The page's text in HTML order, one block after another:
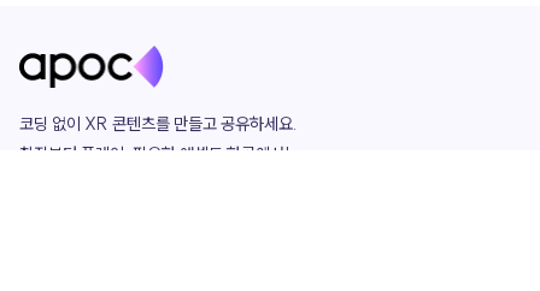
코딩 없이 XR 콘텐츠를 만들고 공유하세요.
창작부터 플레이, 필요한 애셋도 한곳에서!